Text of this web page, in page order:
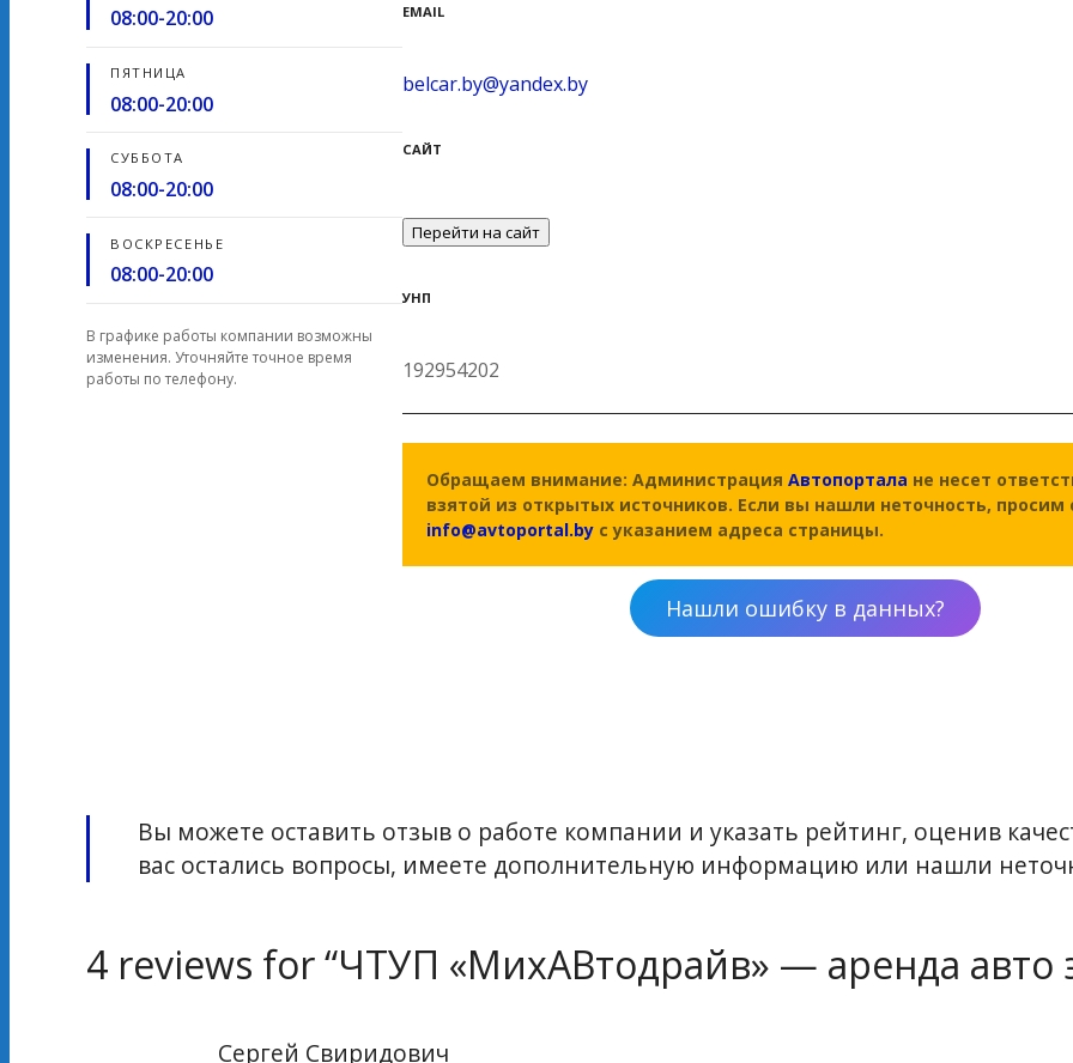
08:00-20:00
ПЯТНИЦА
08:00-20:00
СУББОТА
08:00-20:00
ВОСКРЕСЕНЬЕ
08:00-20:00
В графике работы компании возможны
изменения. Уточняйте точное время
работы по телефону.
EMAIL
belcar.by@yandex.by
САЙТ
Перейти на сайт
УНП
192954202
Обращаем внимание: АдминистрацияАвтопортала не несет
взятой из открытых источников. Если вы нашли неточность,
info@avtoportal.by с указанием адреса страницы.
Нашли ошибку в данных?
Вы можете оставить отзыв о работе компании и указать рейтинг, оценив
вас остались вопросы, имеете дополнительную информацию или нашли
4 reviews for “ЧТУП «МихАВтодрайв» — аренда авто
Сергей Свиридович